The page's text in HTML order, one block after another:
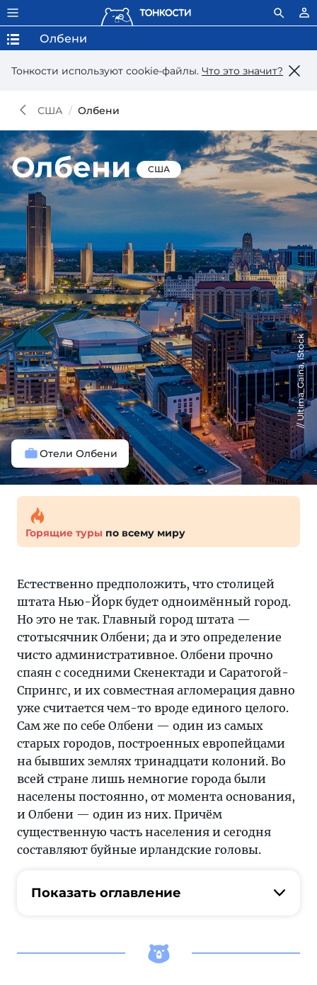
Тонкости используют сookie-файлы. Что это значит?
Олбени
США Олбени
Олбени США
Отели Олбени
Ultima_Gaina, iStock
Горящие туры по всему миру
Естественно предположить, что столицей
штата Нью-Йорк будет одноимённый город.
Но это не так. Главный город штата —
стотысячник Олбени; да и это определение
чисто административное. Олбени прочно
спаян с соседними Скенектади и Саратогой-
Спрингс, и их совместная агломерация давно
уже считается чем-то вроде единого целого.
Сам же по себе Олбени — один из самых
старых городов, построенных европейцами
на бывших землях тринадцати колоний. Во
всей стране лишь немногие города были
населены постоянно, от момента основания,
и Олбени — один из них. Причём
существенную часть населения и сегодня
составляют буйные ирландские головы.
Показать оглавление